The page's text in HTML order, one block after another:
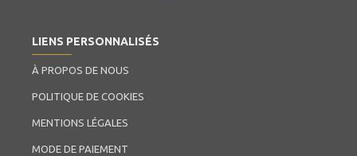
LIENS PERSONNALISÉS
À PROPOS DE NOUS
POLITIQUE DE COOKIES
MENTIONS LÉGALES
MODE DE PAIEMENT